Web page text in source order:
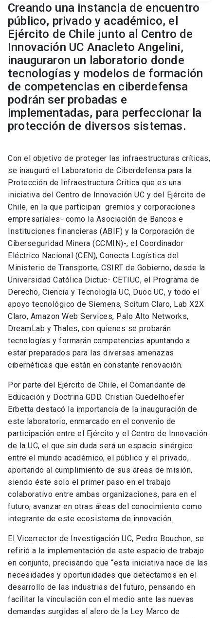
Creando una instancia de encuentro
público, privado y académico, el
Ejército de Chile junto al Centro de
Innovación UC Anacleto Angelini,
inauguraron un laboratorio donde
tecnologías y modelos de formación
de competencias en ciberdefensa
podrán ser probadas e
implementadas, para perfeccionar la
protección de diversos sistemas.
Con el objetivo de proteger las infraestructuras críticas,
se inauguró el Laboratorio de Ciberdefensa para la
Protección de Infraestructura Crítica que es una
iniciativa del Centro de Innovación UC y del Ejército de
Chile, en la que participan gremios y corporaciones
empresariales- como la Asociación de Bancos e
Instituciones financieras (ABIF) y la Corporación de
Ciberseguridad Minera (CCMIN)-, el Coordinador
Eléctrico Nacional (CEN), Conecta Logística del
Ministerio de Transporte, CSIRT de Gobierno, desde la
Universidad Católica Dictuc- CETIUC, el Programa de
Derecho, Ciencia y Tecnología UC, Duoc UC, y todo el
apoyo tecnológico de Siemens, Scitum Claro, Lab X2X
Claro, Amazon Web Services, Palo Alto Networks,
DreamLab y Thales, con quienes se probarán
tecnologías y formarán competencias apuntando a
estar preparados para las diversas amenazas
cibernéticas que están en constante renovación.
Por parte del Ejército de Chile, el Comandante de
Educación y Doctrina GDD. Cristian Guedelhoefer
Erbetta destacó la importancia de la inauguración de
este laboratorio, enmarcado en el convenio de
participación entre el Ejército y el Centro de Innovación
de la UC, el que sin duda será un espacio sinérgico
entre el mundo académico, el público y el privado,
aportando al cumplimiento de sus áreas de misión,
siendo éste solo el primer paso en el trabajo
colaborativo entre ambas organizaciones, para en el
futuro, avanzar en otras áreas del conocimiento como
integrante de este ecosistema de innovación.
El Vicerrector de Investigación UC, Pedro Bouchon, se
refirió a la implementación de este espacio de trabajo
en conjunto, precisando que “esta iniciativa nace de las
necesidades y oportunidades que detectamos en el
desarrollo de las industrias del futuro, pensando en
facilitar la vinculación con el medio ante las nuevas
demandas surgidas al alero de la Ley Marco de